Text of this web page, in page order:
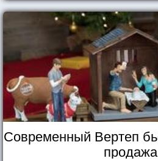
Современный Вертеп